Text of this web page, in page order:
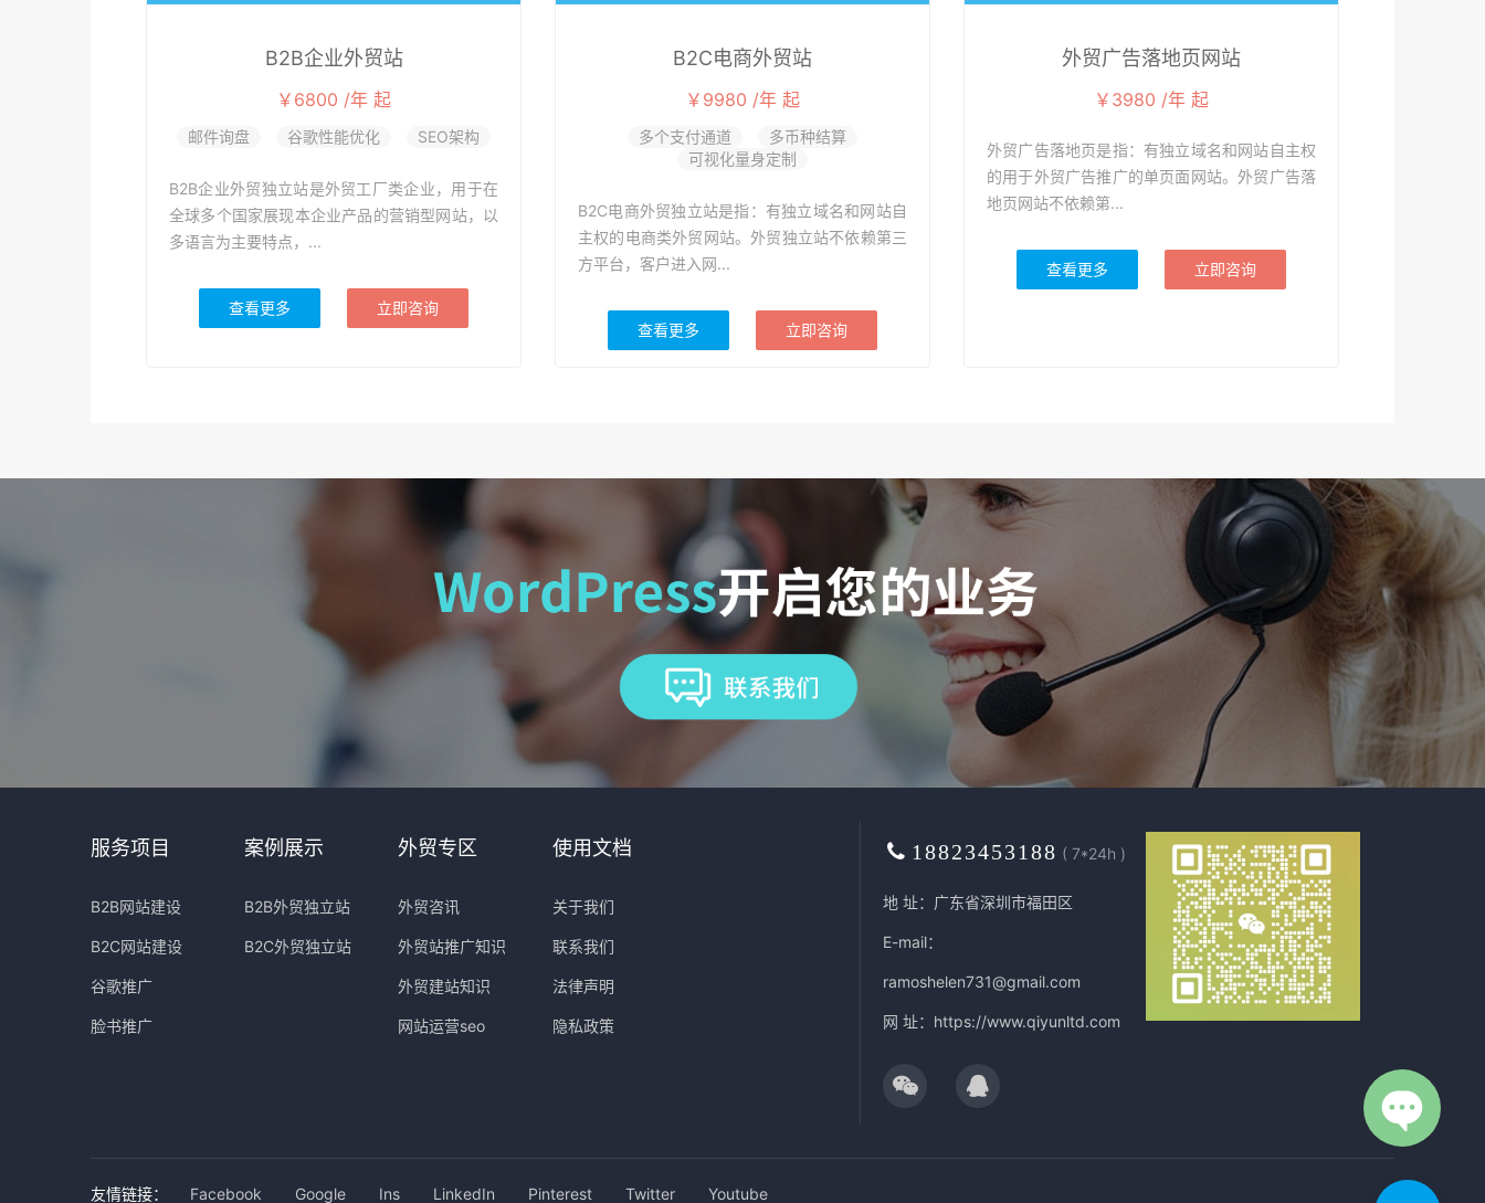
B2B企业外贸站
￥6800 /年 起
邮件询盘 谷歌性能优化 SEO架构
B2B企业外贸独立站是外贸工厂类企业，用于在
全球多个国家展现本企业产品的营销型网站，以
多语言为主要特点，...
查看更多 立即咨询
B2C电商外贸站
￥9980 /年 起
多个支付通道
多币种结算
可视化量身定制
B2C电商外贸独立站是指：有独立域名和网站自
主权的电商类外贸网站。外贸独立站不依赖第三
方平台，客户进入网...
查看更多 立即咨询
外贸广告落地页网站
￥3980 /年 起
外贸广告落地页是指：有独立域名和网站自主权
的用于外贸广告推广的单页面网站。外贸广告落
地页网站不依赖第...
查看更多 立即咨询
服务项目
B2B网站建设
B2C网站建设
谷歌推广
脸书推广
案例展示
B2B外贸独立站
B2C外贸独立站
外贸专区
外贸咨讯
外贸站推广知识
外贸建站知识
网站运营seo
使用文档
关于我们
联系我们
法律声明
隐私政策
18823453188 ( 7*24h )
地 址：广东省深圳市福田区
E-mail：
ramoshelen731@gmail.com
网 址： https://www.qiyunltd.com
友情链接： Facebook Google Ins LinkedIn Pinterest Twitter Youtube